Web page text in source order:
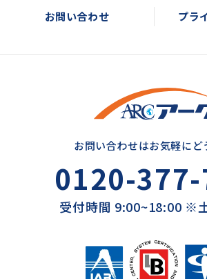
お問い合わせ プラ
お問い合わせはお気軽にど
0120-
受付時間 9:00~18:00 ※